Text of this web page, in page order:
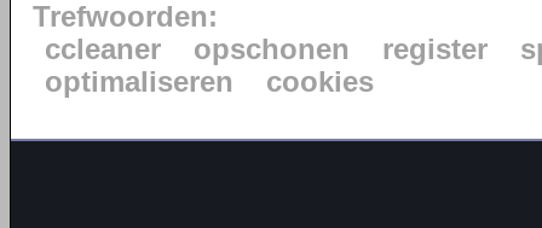
Trefwoorden:
ccleaner
opschonen register
optimaliseren
cookies